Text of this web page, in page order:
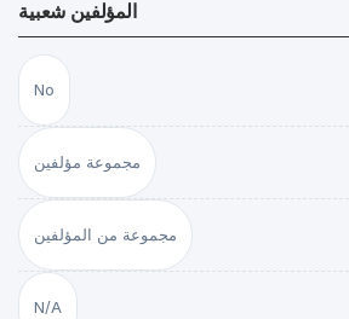
المؤلفين شعبية
No
مجموعة مؤلفين
مجموعة من المؤلفين
N/A